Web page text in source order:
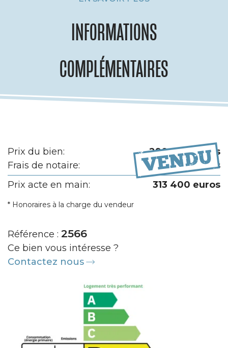
INFORMATIONS
COMPLÉMENTAIRES
Prix du bien:
290 000 euros
Frais de notaire:
23 400 euros
Prix acte en main:
313 400 euros
* Honoraires à la charge du vendeur
Référence : 2566
Ce bien vous intéresse ?
Contactez nous